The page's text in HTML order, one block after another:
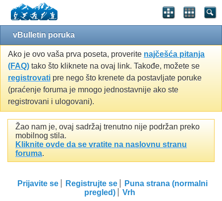
vBulletin poruka
Ako je ovo vaša prva poseta, proverite najčešća pitanja
(FAQ) tako što kliknete na ovaj link. Takođe, možete se
registrovati pre nego što krenete da postavljate poruke
(praćenje foruma je mnogo jednostavnije ako ste
registrovani i ulogovani).
Žao nam je, ovaj sadržaj trenutno nije podržan preko
mobilnog stila.
Kliknite ovde da se vratite na naslovnu stranu
foruma.
Prijavite se Registrujte se
Puna strana (normalni
pregled)
Vrh